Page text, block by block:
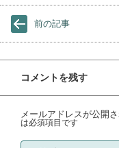
前の記事
コメントを残す
メールアドレスが公開
は必須項目です